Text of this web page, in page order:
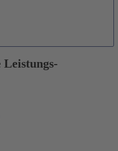
Leistungs-